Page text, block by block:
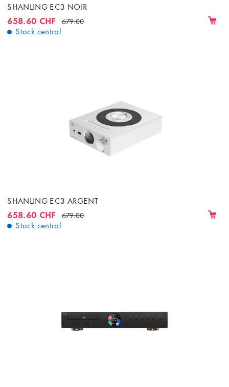
SHANLING EC3 NOIR
658.60 CHF 679.00
Stock central
SHANLING EC3 ARGENT
658.60 CHF 679.00
Stock central